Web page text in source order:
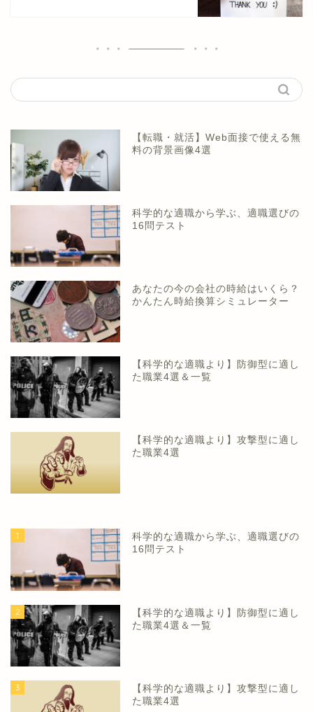
【転職・就活】Web面接で使える無
料の背景画像4選
科学的な適職から学ぶ、適職選びの
16問テスト
あなたの今の会社の時給はいくら？
かんたん時給換算シミュレーター
【科学的な適職より】防御型に適し
た職業4選＆一覧
【科学的な適職より】攻撃型に適し
た職業4選
1
科学的な適職から学ぶ、適職選びの
16問テスト
2
【科学的な適職より】防御型に適し
た職業4選＆一覧
3
【科学的な適職より】攻撃型に適し
た職業4選